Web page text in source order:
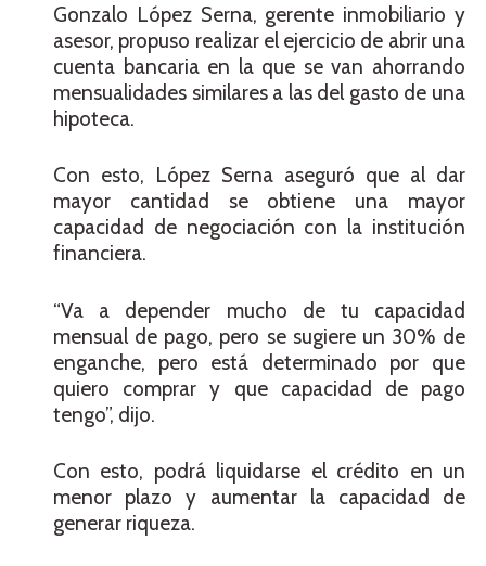
Gonzalo López Serna, gerente inmobiliario y
asesor, propuso realizar el ejercicio de abrir una
cuenta bancaria en la que se van ahorrando
mensualidades similares a las del gasto de una
hipoteca.
Con esto, López Serna aseguró que al dar
mayor cantidad se obtiene una mayor
capacidad de negociación con la institución
financiera.
“Va a depender mucho de tu capacidad
mensual de pago, pero se sugiere un 30% de
enganche, pero está determinado por que
quiero comprar y que capacidad de pago
tengo”, dijo.
Con esto, podrá liquidarse el crédito en un
menor plazo y aumentar la capacidad de
generar riqueza.